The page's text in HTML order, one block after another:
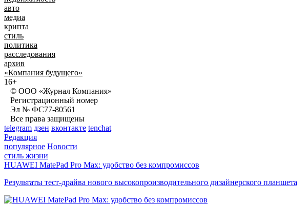
авто
медиа
крипта
стиль
политика
расследования
архив
«Компания будущего»
16+
© ООО «Журнал Компания»
Регистрационный номер
Эл № ФС77-80561
Все права защищены
telegram дзен вконтакте tenchat
Редакция
популярное Новости
стиль жизни
HUAWEI MatePad Pro Max: удобство без компромиссов
Результаты тест-драйва нового высокопроизводительного дизайнерского планшета